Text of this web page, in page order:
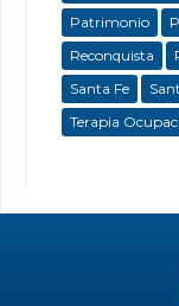
Patrimonio
Reconquista
Santa Fe
Terapia